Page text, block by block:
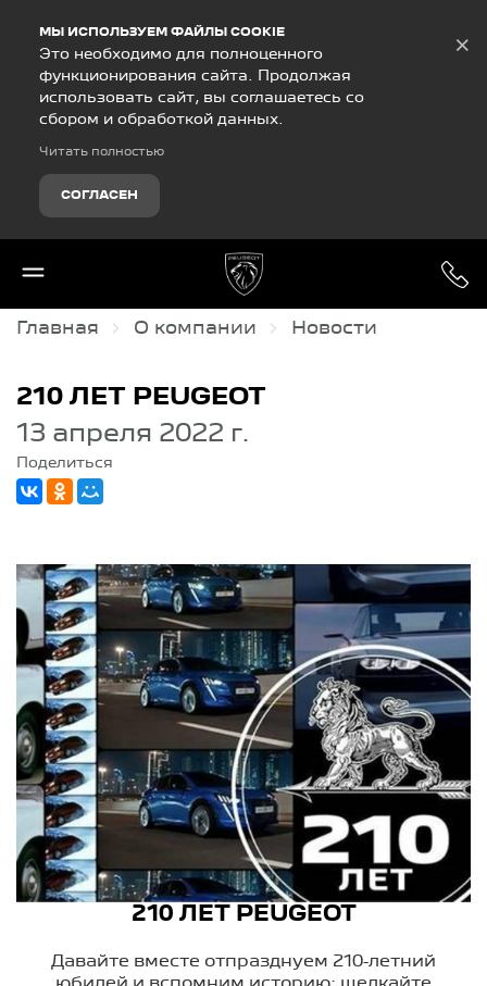
МЫ ИСПОЛЬЗУЕМ ФАЙЛЫ COOKIE
Это необходимо для полноценного
функционирования сайта. Продолжая
использовать сайт, вы соглашаетесь со
сбором и обработкой данных.
Читать полностью
СОГЛАСЕН
×
Главная О компании Новости
210 ЛЕТ PEUGEOT
13 апреля 2022 г.
Поделиться
210 ЛЕТ PEUGEOT
Давайте вместе отпразднуем 210-летний